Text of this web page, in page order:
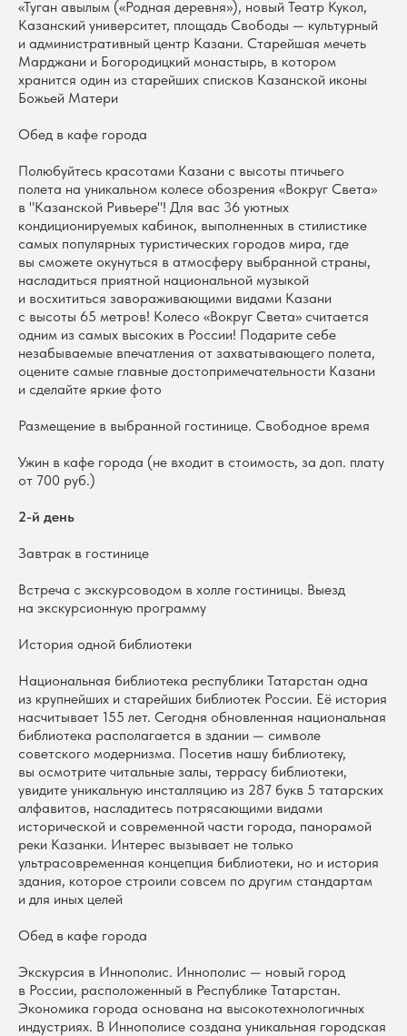
«Туган авылым («Родная деревня»), новый Театр Кукол,
Казанский университет, площадь Свободы — культурный
и административный центр Казани. Старейшая мечеть
Марджани и Богородицкий монастырь, в котором
хранится один из старейших списков Казанской иконы
Божьей Матери
Обед в кафе города
Полюбуйтесь красотами Казани с высоты птичьего
полета на уникальном колесе обозрения «Вокруг Света»
в "Казанской Ривьере"! Для вас 36 уютных
кондиционируемых кабинок, выполненных в стилистике
самых популярных туристических городов мира, где
вы сможете окунуться в атмосферу выбранной страны,
насладиться приятной национальной музыкой
и восхититься завораживающими видами Казани
с высоты 65 метров! Колесо «Вокруг Света» считается
одним из самых высоких в России! Подарите себе
незабываемые впечатления от захватывающего полета,
оцените самые главные достопримечательности Казани
и сделайте яркие фото
Размещение в выбранной гостинице. Свободное время
Ужин в кафе города (не входит в стоимость, за доп. плату
от 700 руб.)
2-й день
Завтрак в гостинице
Встреча с экскурсоводом в холле гостиницы. Выезд
на экскурсионную программу
История одной библиотеки
Национальная библиотека республики Татарстан одна
из крупнейших и старейших библиотек России. Её история
насчитывает 155 лет. Сегодня обновленная национальная
библиотека располагается в здании — символе
советского модернизма. Посетив нашу библиотеку,
вы осмотрите читальные залы, террасу библиотеки,
увидите уникальную инсталляцию из 287 букв 5 татарских
алфавитов, насладитесь потрясающими видами
исторической и современной части города, панорамой
реки Казанки. Интерес вызывает не только
ультрасовременная концепция библиотеки, но и история
здания, которое строили совсем по другим стандартам
и для иных целей
Обед в кафе города
Экскурсия в Иннополис. Иннополис — новый город
в России, расположенный в Республике Татарстан.
Экономика города основана на высокотехнологичных
индустриях. В Иннополисе создана уникальная городская